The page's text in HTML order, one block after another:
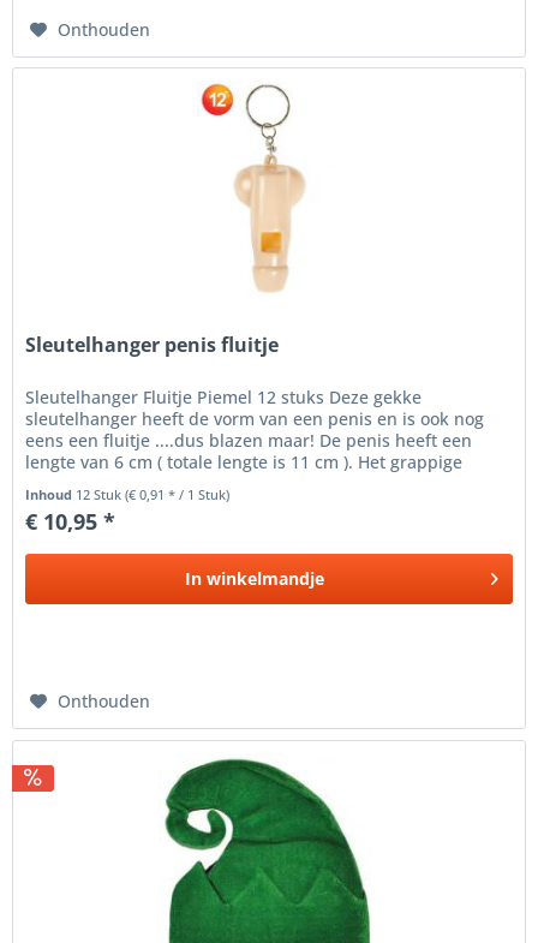
Onthouden
Sleutelhanger penis fluitje
Sleutelhanger Fluitje Piemel 12 stuks Deze gekke
sleutelhanger heeft de vorm van een penis en is ook nog
eens een fluitje ....dus blazen maar! De penis heeft een
lengte van 6 cm ( totale lengte is 11 cm ). Het grappige
Inhoud 12 Stuk(€ 0,91 * / 1 Stuk)
€ 10,95 *
In winkelmandje
Onthouden